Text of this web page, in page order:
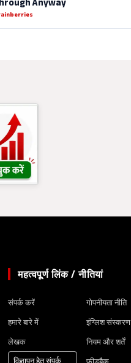
महत्वपूर्ण लिंक / नीतियां
संपर्क करें
हमारे बारे में
लेखक
विज्ञापन हेतु संपर्क
गोपनीयता नीति
इंग्लिश संस्करण
नियम और शर्तें